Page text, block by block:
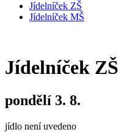
Jídelníček ZŠ
Jídelníček MŠ
Jídelníček ZŠ
pondělí 3. 8.
jídlo není uvedeno